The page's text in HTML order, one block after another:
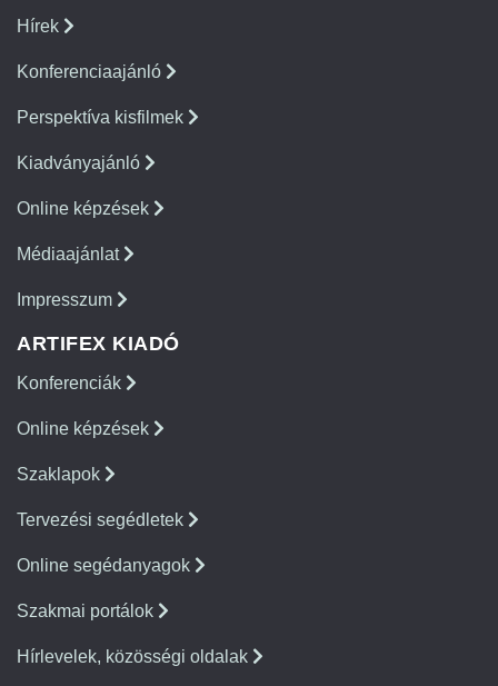
Hírek
Konferenciaajánló
Perspektíva kisfilmek
Kiadványajánló
Online képzések
Médiaajánlat
Impresszum
ARTIFEX KIADÓ
Konferenciák
Online képzések
Szaklapok
Tervezési segédletek
Online segédanyagok
Szakmai portálok
Hírlevelek, közösségi oldalak